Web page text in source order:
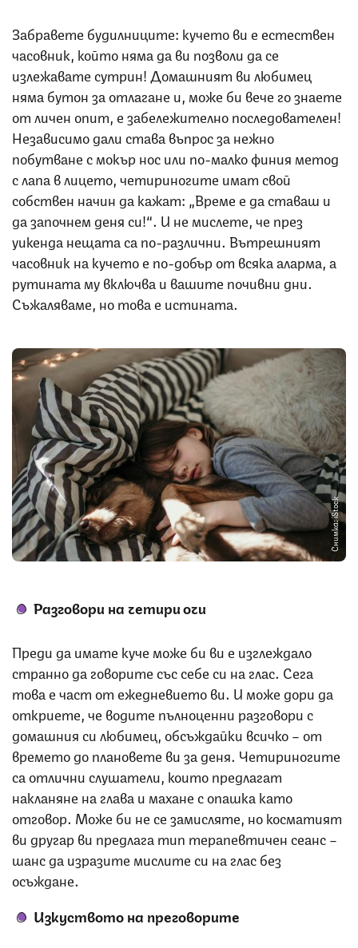
Забравете будилниците: кучето ви е естествен
часовник, който няма да ви позволи да се
излежавате сутрин! Домашният ви любимец
няма бутон за отлагане и, може би вече го знаете
от личен опит, е забележително последователен!
Независимо дали става въпрос за нежно
побутване с мокър нос или по-малко финия метод
с лапа в лицето, четириногите имат свой
собствен начин да кажат: „Време е да ставаш и
да започнем деня си!“. И не мислете, че през
уикенда нещата са по-различни. Вътрешният
часовник на кучето е по-добър от всяка аларма, а
рутината му включва и вашите почивни дни.
Съжаляваме, но това е истината.
Снимка: iStock
Разговори на четири очи
Преди да имате куче може би ви е изглеждало
странно да говорите със себе си на глас. Сега
това е част от ежедневието ви. И може дори да
откриете, че водите пълноценни разговори с
домашния си любимец, обсъждайки всичко – от
времето до плановете ви за деня. Четириногите
са отлични слушатели, които предлагат
накланяне на глава и махане с опашка като
отговор. Може би не се замисляте, но косматият
ви другар ви предлага тип терапевтичен сеанс –
шанс да изразите мислите си на глас без
осъждане.
Изкуството на преговорите